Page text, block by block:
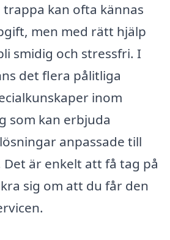
kan ofta kännas
men med rätt hjälp
smidig och stressfri. I
det flera pålitliga
inom
som kan erbjuda
anpassade till
är enkelt att få tag på
sig om att du får den